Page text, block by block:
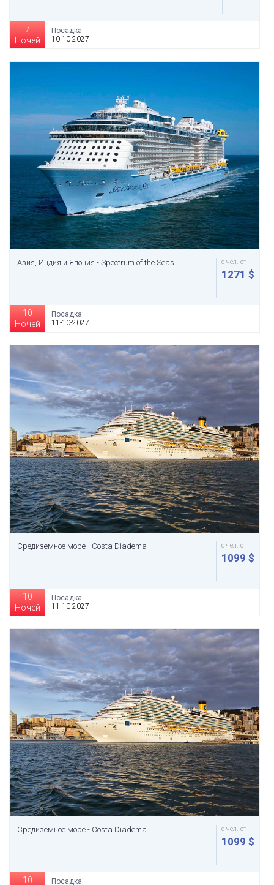
7
Ночей
Посадка:
10-10-2027
Азия, Индия и Япония - Spectrum of the Seas с чел. от
1271 $
10
Ночей
Посадка:
11-10-2027
Средиземное море - Costa Diadema с чел. от
1099 $
10
Ночей
Посадка:
11-10-2027
Средиземное море - Costa Diadema с чел. от
1099 $
10 Посадка: